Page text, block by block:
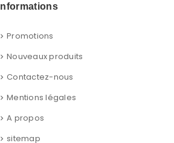
Informations
Promotions
Nouveaux produits
Contactez-nous
Mentions légales
A propos
sitemap